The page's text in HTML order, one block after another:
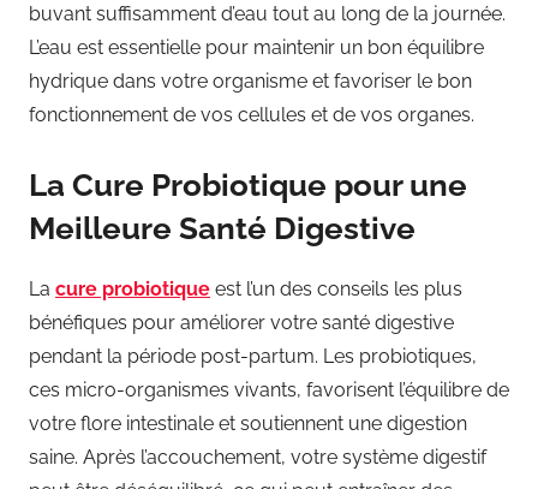
buvant suffisamment d’eau tout au long de la journée.
L’eau est essentielle pour maintenir un bon équilibre
hydrique dans votre organisme et favoriser le bon
fonctionnement de vos cellules et de vos organes.
La Cure Probiotique pour une
Meilleure Santé Digestive
La cure probiotique est l’un des conseils les plus
bénéfiques pour améliorer votre santé digestive
pendant la période post-partum. Les probiotiques,
ces micro-organismes vivants, favorisent l’équilibre de
votre flore intestinale et soutiennent une digestion
saine. Après l’accouchement, votre système digestif